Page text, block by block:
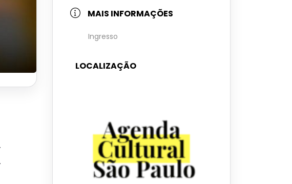
MAIS INFORMAÇÕES
Ingresso
LOCALIZAÇÃO